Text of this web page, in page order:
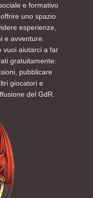
e formativo
uno spazio
esperienze,
e avventure.
vuoi aiutarci a far
gratuitamente:
pubblicare
giocatori e
del GdR.